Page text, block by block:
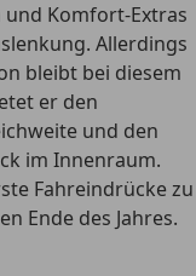
Komfort-Extras
Allerdings
bleibt bei diesem
er den
und den
im Innenraum.
Fahreindrücke zu
Ende des Jahres.